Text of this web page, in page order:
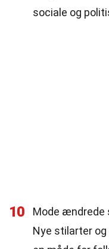
sociale og
10
Mode ændrede
Nye stilarter